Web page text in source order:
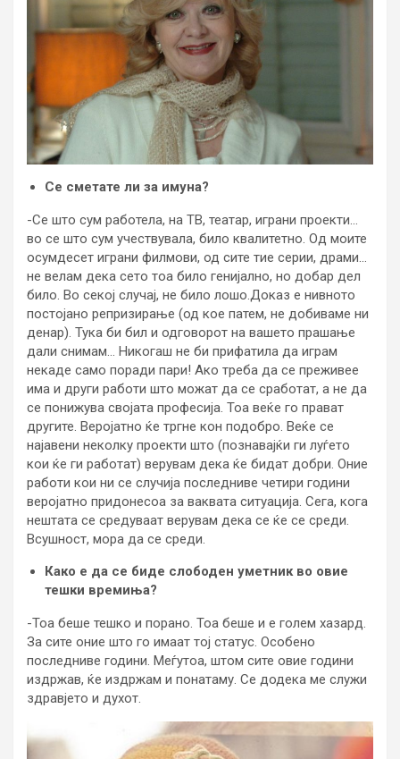
Се сметате ли за имуна?
-Се што сум работела, на ТВ, театар, играни проекти…
во се што сум учествувала, било квалитетно. Од моите
осумдесет играни филмови, од сите тие серии, драми…
не велам дека сето тоа било генијално, но добар дел
било. Во секој случај, не било лошо.Доказ е нивното
постојано репризирање (од кое патем, не добиваме ни
денар). Тука би бил и одговорот на вашето прашање
дали снимам… Никогаш не би прифатила да играм
некаде само поради пари! Ако треба да се преживее
има и други работи што можат да се сработат, а не да
се понижува својата професија. Тоа веќе го прават
другите. Веројатно ќе тргне кон подобро. Веќе се
најавени неколку проекти што (познавајќи ги луѓето
кои ќе ги работат) верувам дека ќе бидат добри. Оние
работи кои ни се случија последниве четири години
веројатно придонесоа за ваквата ситуација. Сега, кога
нештата се средуваат верувам дека се ќе се среди.
Всушност, мора да се среди.
Како е да се биде слободен уметник во овие
тешки времиња?
-Тоа беше тешко и порано. Тоа беше и е голем хазард.
За сите оние што го имаат тој статус. Особено
последниве години. Меѓутоа, штом сите овие години
издржав, ќе издржам и понатаму. Се додека ме служи
здравјето и духот.